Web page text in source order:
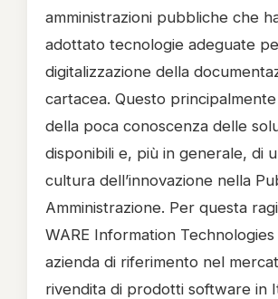
amministrazioni pubbliche che
adottato tecnologie adeguate
digitalizzazione della
cartacea. Questo
della poca conoscenza delle
disponibili e, più in generale, di
cultura dell’innovazione nella
Amministrazione. Per questa
WARE Information Technologies
azienda di riferimento nel
rivendita di prodotti software in